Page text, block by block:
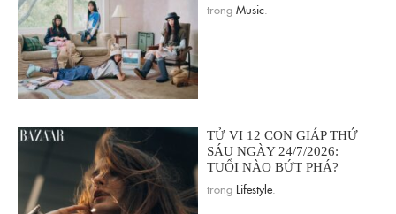
trong Music
TỬ VI 12 CON GIÁP THỨ
SÁU NGÀY 24/7/2026:
TUỔI NÀO BỨT PHÁ?
trong Lifestyle